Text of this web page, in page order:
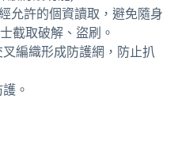
允許的個資讀取，避免隨身
截取破解、盜刷。
編織形成防護網，防止扒
。